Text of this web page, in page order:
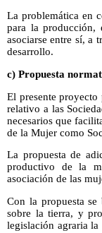
La problemática en
para la producción,
asociarse entre sí, a
desarrollo.
c) Propuesta
El presente
relativo a las
necesarios que
de la Mujer como
La propuesta de
productivo de la
asociación de las
Con la propuesta
sobre la tierra, y
legislación agraria